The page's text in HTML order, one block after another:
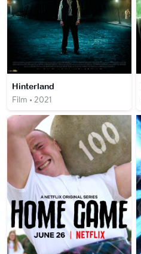
Hinterland
Film • 2021